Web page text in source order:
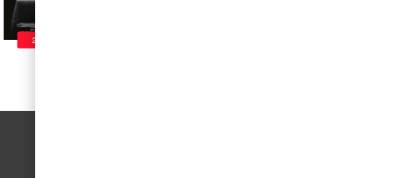
20 DE AGOSTO